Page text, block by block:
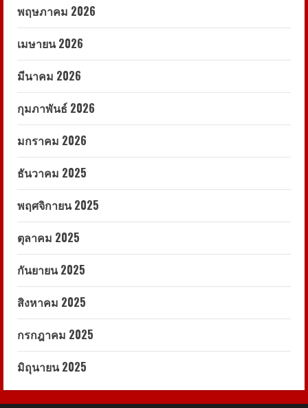
พฤษภาคม 2026
เมษายน 2026
มีนาคม 2026
กุมภาพันธ์ 2026
มกราคม 2026
ธันวาคม 2025
พฤศจิกายน 2025
ตุลาคม 2025
กันยายน 2025
สิงหาคม 2025
กรกฎาคม 2025
มิถุนายน 2025